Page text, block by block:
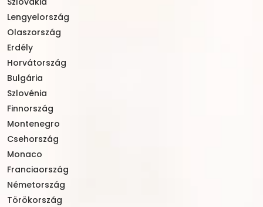
Lengyelország
Olaszország
Erdély
Horvátország
Bulgária
Szlovénia
Finnország
Montenegro
Csehország
Monaco
Franciaország
Németország
Törökország